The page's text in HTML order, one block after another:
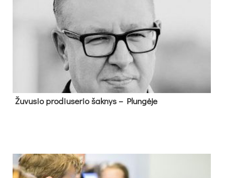
Žu­vu­sio pro­diu­se­rio šak­nys – Plun­gė­je